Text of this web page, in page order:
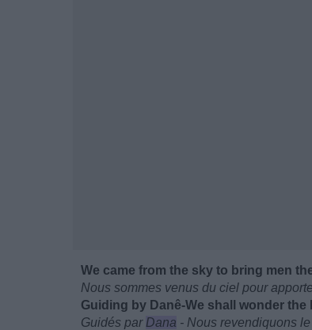
We came from the sky to bring men
Nous sommes venus du ciel pour
Guiding by Danê-We shall wonder the
Guidés par Dana - Nous revendiquons